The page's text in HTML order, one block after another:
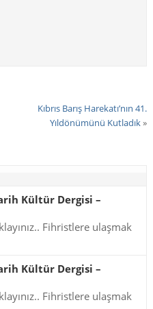
Kıbrıs Barış Harekatı’nın 41.
Yıldönümünü Kutladık»
Kültür Dergisi –
Fihristlere ulaşmak
Kültür Dergisi –
Fihristlere ulaşmak